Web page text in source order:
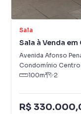
Sala
Sala à Venda em
Avenida Afonso
Condomínio Centro
100m² 2
R$